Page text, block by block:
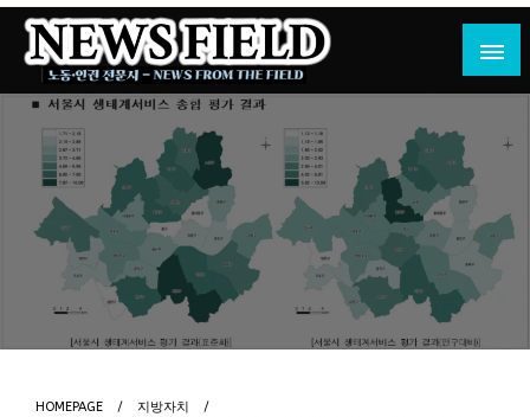
Skip
content
뉴스필드
노동·인권 전문지
HOMEPAGE
지방자치